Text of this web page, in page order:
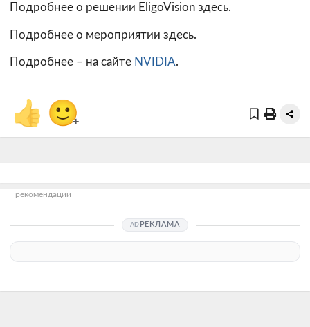
Подробнее о решении EligoVision здесь.
Подробнее о мероприятии здесь.
Подробнее – на сайте NVIDIA.
👍 🙂+
рекомендации
РЕКЛАМА